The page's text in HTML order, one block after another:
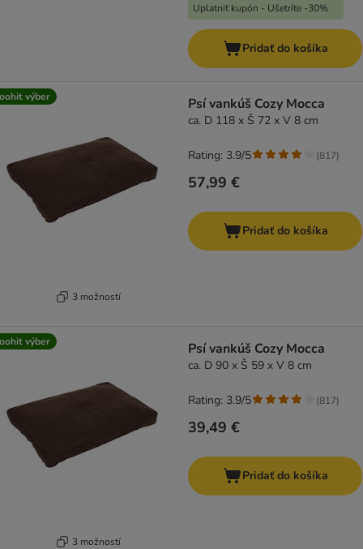
Uplatniť kupón - Ušetríte -30%
Pridať do košíka
výber
3 možností
Psí vankúš Cozy Mocca
ca. D 118 x Š 72 x V 8 cm
57,99 €
Rating: 3.9/5 (817)
Pridať do košíka
výber
3 možností
Psí vankúš Cozy Mocca
ca. D 90 x Š 59 x V 8 cm
39,49 €
Rating: 3.9/5 (817)
Pridať do košíka